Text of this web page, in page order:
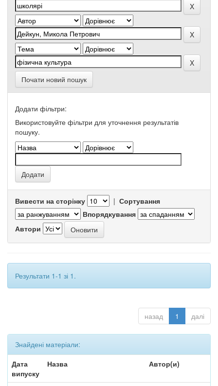
Почати новий пошук
Додати фільтри:
Використовуйте фільтри для уточнення результатів
пошуку.
Вивести на сторінку | Сортування
Впорядкування
Автори
Результати 1-1 зі 1.
назад 1 далі
Знайдені матеріали:
Дата
випуску
Назва Автор(и)